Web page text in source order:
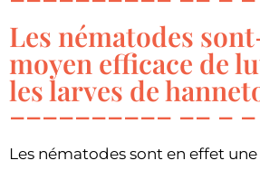
Les nématodes
moyen efficace de
les larves de
Les nématodes sont en effet une